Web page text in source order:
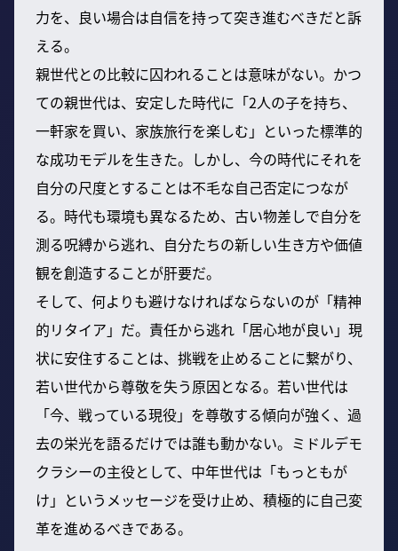
力を、良い場合は自信を持って突き進むべきだと訴
える。
親世代との比較に囚われることは意味がない。かつ
ての親世代は、安定した時代に「2人の子を持ち、
一軒家を買い、家族旅行を楽しむ」といった標準的
な成功モデルを生きた。しかし、今の時代にそれを
自分の尺度とすることは不毛な自己否定につなが
る。時代も環境も異なるため、古い物差しで自分を
測る呪縛から逃れ、自分たちの新しい生き方や価値
観を創造することが肝要だ。
そして、何よりも避けなければならないのが「精神
的リタイア」だ。責任から逃れ「居心地が良い」現
状に安住することは、挑戦を止めることに繋がり、
若い世代から尊敬を失う原因となる。若い世代は
「今、戦っている現役」を尊敬する傾向が強く、過
去の栄光を語るだけでは誰も動かない。ミドルデモ
クラシーの主役として、中年世代は「もっともが
け」というメッセージを受け止め、積極的に自己変
革を進めるべきである。